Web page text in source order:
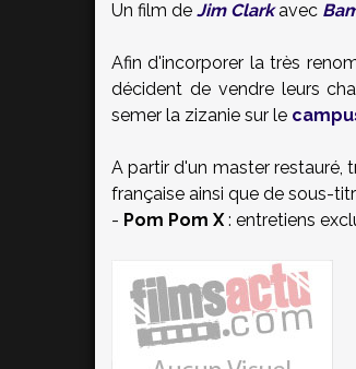
Un film de Jim Clarkavec
Afin d'incorporer la très
décident de vendre leurs
semer la zizanie sur le
A partir d'un master
française ainsi que de sous-
- Pom Pom X: entretiens